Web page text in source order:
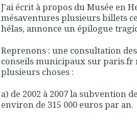
J'ai écrit à propos du Musée en
mésaventures plusieurs billets
hélas, annonce un épilogue
Reprenons : une consultation
conseils municipaux sur paris.fr
plusieurs choses :
a) de 2002 à 2007 la subvention
environ de 315 000 euros par an.